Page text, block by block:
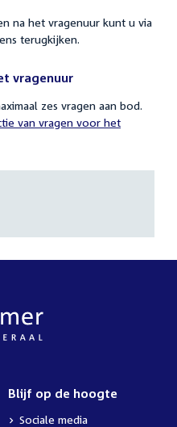
na het vragenuur kunt u via
terugkijken.
vragenuur
zes vragen aan bod.
van vragen voor het
Blijf op de hoogte
Sociale media